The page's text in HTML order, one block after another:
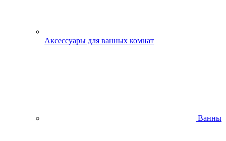
Аксессуары для ванных комнат
Ванны